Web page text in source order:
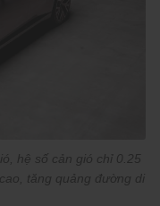
hệ số cản gió chỉ 0.25
tăng quảng đường di